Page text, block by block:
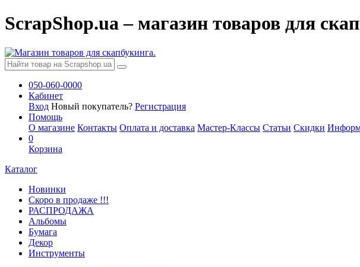
ScrapShop.ua – магазин товаров для
050-060-0000
Кабинет
Вход Новый покупатель? Регистрация
Помощь
О магазине Контакты Оплата и доставка Мастер-Классы Статьи Скидки
0
Корзина
Каталог
Новинки
Скоро в продаже !!!
РАСПРОДАЖА
Альбомы
Бумага
Декор
Инструменты